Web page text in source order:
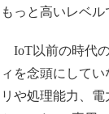
もっと高いレベル
IoT以前の時代
ィを念頭にして
リや処理能力、電